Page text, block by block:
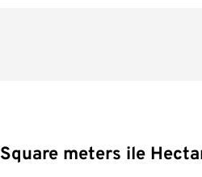
Square meters ile